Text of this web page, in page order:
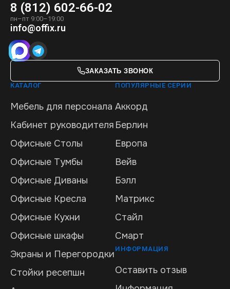
8 (812) 602-66-02
пн–пт 9:00–19:00
info@offix.ru
ЗАКАЗАТЬ ЗВОНОК
КАТАЛОГ
Мебель для персонала
Кабинет руководителя
Офисные Столы
Офисные Тумбы
Офисные Диваны
Офисные Кресла
Офисные Кухни
Офисные шкафы
Экраны и Перегородки
Стойки ресепшн
ПОПУЛЯРНЫЕ СЕРИИ
Аккорд
Берлин
Европа
Вейв
Бэлл
Матрикс
Стайл
Смарт
ИНФОРМАЦИЯ
Оставить отзыв